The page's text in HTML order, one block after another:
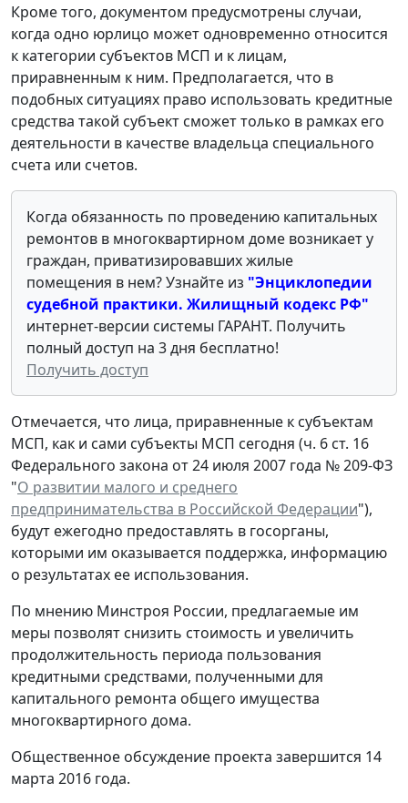
Кроме того, документом предусмотрены случаи,
когда одно юрлицо может одновременно относится
к категории субъектов МСП и к лицам,
приравненным к ним. Предполагается, что в
подобных ситуациях право использовать кредитные
средства такой субъект сможет только в рамках его
деятельности в качестве владельца специального
счета или счетов.
Когда обязанность по проведению капитальных
ремонтов в многоквартирном доме возникает у
граждан, приватизировавших жилые
помещения в нем? Узнайте из "Энциклопедии
судебной практики. Жилищный кодекс РФ"
интернет-версии системы ГАРАНТ. Получить
полный доступ на 3 дня бесплатно!
Получить доступ
Отмечается, что лица, приравненные к субъектам
МСП, как и сами субъекты МСП сегодня (ч. 6 ст. 16
Федерального закона от 24 июля 2007 года № 209-ФЗ
"О развитии малого и среднего
предпринимательства в Российской Федерации"),
будут ежегодно предоставлять в госорганы,
которыми им оказывается поддержка, информацию
о результатах ее использования.
По мнению Минстроя России, предлагаемые им
меры позволят снизить стоимость и увеличить
продолжительность периода пользования
кредитными средствами, полученными для
капитального ремонта общего имущества
многоквартирного дома.
Общественное обсуждение проекта завершится 14
марта 2016 года.